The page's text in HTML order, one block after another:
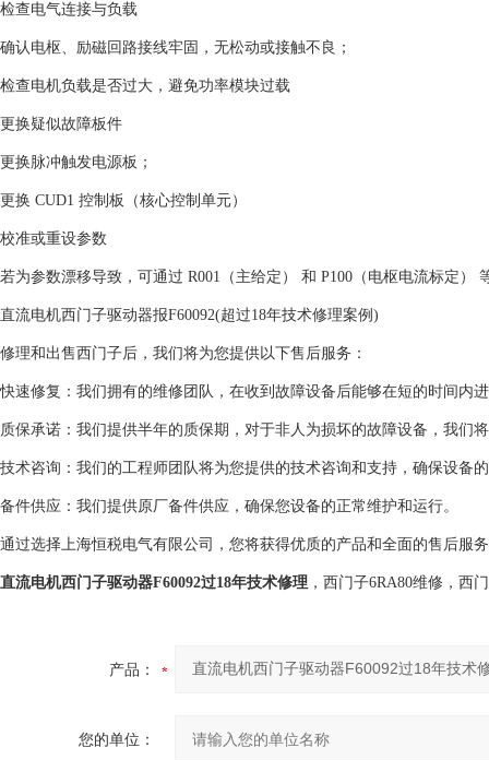
‌检查电气连接与负载‌
确认电枢、励磁回路接线牢固，无松动或接触不良；
检查电机负载是否过大，避免功率模块过载 ‌
‌更换疑似故障板件‌
‌更换脉冲触发电源板‌；
‌更换 CUD1 控制板‌（核心控制单元）‌
‌校准或重设参数‌
若为参数漂移导致，可通过 ‌R001（主给定）‌ 和 ‌P100（电枢电流标定）‌
直流电机西门子驱动器报F60092(超过18年技术修理案例)
修理和出售西门子后，我们将为您提供以下售后服务：
快速修复：我们拥有的维修团队，在收到故障设备后能够在短的时间内
质保承诺：我们提供半年的质保期，对于非人为损坏的故障设备，我们
技术咨询：我们的工程师团队将为您提供的技术咨询和支持，确保设备
备件供应：我们提供原厂备件供应，确保您设备的正常维护和运行。
通过选择上海恒税电气有限公司，您将获得优质的产品和全面的售后服
直流电机西门子驱动器F60092过18年技术修理 ，西门子6RA80维修，西
产品：
您的单位：